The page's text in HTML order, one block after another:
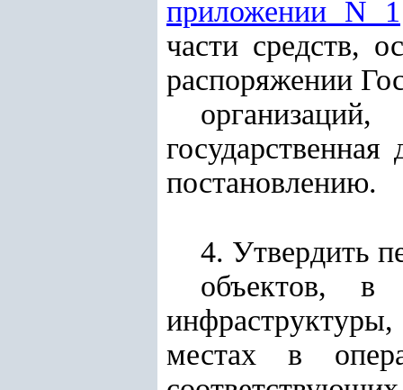
приложении N 1
части средств,
распоряжении
постановлению.
4. Утвердить
объектов, в
инфраструктуры,
местах в